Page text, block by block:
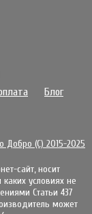
Блог
Добро (С) 2015-2025
сайт, носит
условиях не
Статьи 437
мoжeт